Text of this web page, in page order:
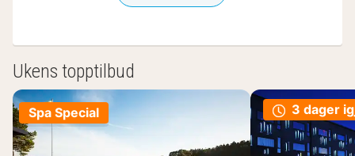
Ukens topptilbud
Spa Special 3 dager